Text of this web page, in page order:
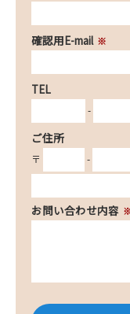
確認用E-mail ※
TEL
-
ご住所
〒 -
お問い合わせ内容